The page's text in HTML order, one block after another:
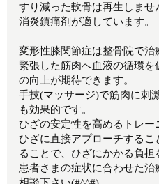
すり減った軟骨は再生しま
消炎鎮痛剤が適しています。
変形性膝関節症は整骨院で治
緊張した筋肉へ血液の循環
の向上が期待できます。
手技(マッサージ)で筋肉に刺
も効果的です。
ひざの安定性を高めるトレー
ひざに直接アプローチする
ることで、ひざにかかる負担
患者さまの症状に合わせた